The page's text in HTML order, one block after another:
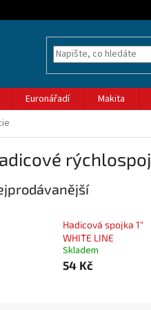
Euronářadí Makita
Hadicová spojka 1"
WHITE LINE
Skladem
54 Kč